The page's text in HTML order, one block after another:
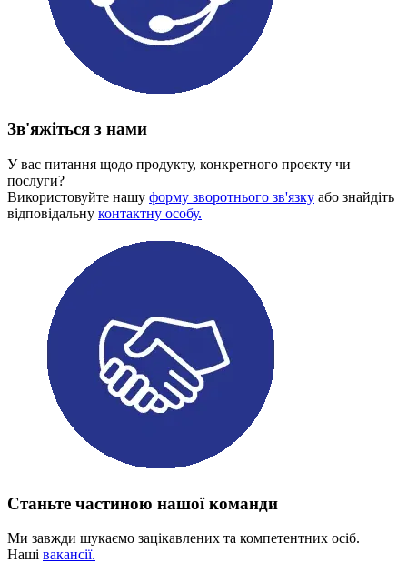
Зв'яжіться з нами
У вас питання щодо продукту, конкретного проєкту чи
послуги?
Використовуйте нашу форму зворотнього зв'язку або знайдіть
відповідальну контактну особу.
Станьте частиною нашої команди
Ми завжди шукаємо зацікавлених та компетентних осіб.
Наші вакансії.